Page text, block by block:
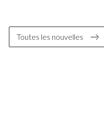
Toutes les nouvelles